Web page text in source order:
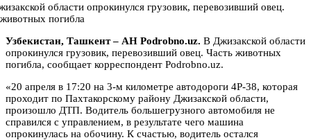
Узбекистан, Ташкент – АН Podrobno.uz. В Джизакской области
опрокинулся грузовик, перевозивший овец. Часть животных
погибла, сообщает корреспондент Podrobno.uz.
«20 апреля в 17:20 на 3-м километре автодороги 4Р-38, которая
проходит по Пахтакорскому району Джизакской области,
произошло ДТП. Водитель большегрузного автомобиля не
справился с управлением, в результате чего машина
опрокинулась на обочину. К счастью, водитель остался